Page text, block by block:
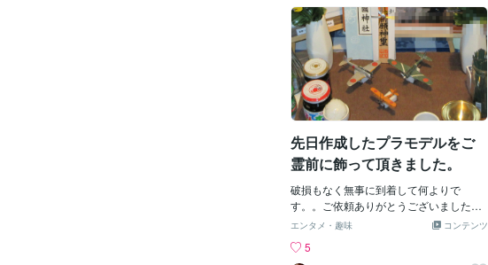
り詰まっていることに気づきます。家族
旅行の一枚、何気ない日常のひとコマ、
幼いころの思い出…。その一つ一つが集
まって、今の「ありがとう」をかたちに
しています。母の日は、普段なかなか伝
えられない感謝を言葉にできる特別な
日。そんな想いを、モザイクアートとい
う"見えるかたち"で贈ることで、きっと
一生の宝物になるはずです。私のモザイ
クアートは、仕上がりに柔らかい水彩画
タッチを加え、ナチュラルで温かみのあ
るデザインに仕上げています。写真の持
つリアルな空気感を大切にしながら、一
枚一枚を丁寧に選び、世界でひとつだけ
日、大切な想い出を束ねた特別なプレゼ
先日作成したプラモデルをご
霊前に飾って頂きました。
破損もなく無事に到着して何よりで
す。。ご依頼ありがとうございました。
一周忌には、「赤とんぼ」のご発注をご
しくお願いいたします。
コンテンツ
エンタメ・趣味
5